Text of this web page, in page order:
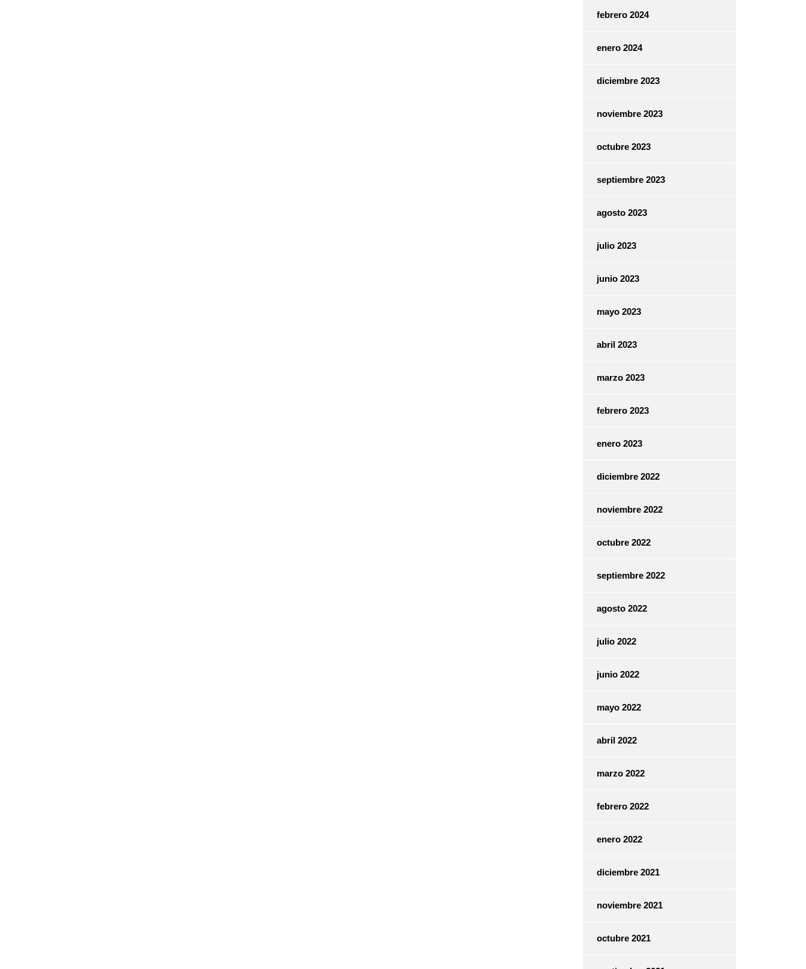
febrero 2024
enero 2024
diciembre 2023
noviembre 2023
octubre 2023
septiembre 2023
agosto 2023
julio 2023
junio 2023
mayo 2023
abril 2023
marzo 2023
febrero 2023
enero 2023
diciembre 2022
noviembre 2022
octubre 2022
septiembre 2022
agosto 2022
julio 2022
junio 2022
mayo 2022
abril 2022
marzo 2022
febrero 2022
enero 2022
diciembre 2021
noviembre 2021
octubre 2021